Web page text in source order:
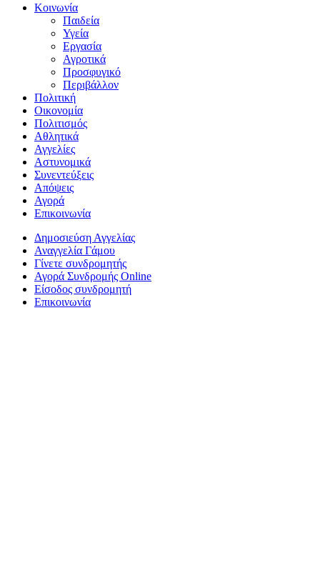
Κοινωνία
Παιδεία
Υγεία
Εργασία
Αγροτικά
Προσφυγικό
Περιβάλλον
Πολιτική
Οικονομία
Πολιτισμός
Αθλητικά
Αγγελίες
Αστυνομικά
Συνεντεύξεις
Απόψεις
Αγορά
Επικοινωνία
Δημοσιεύση Αγγελίας
Αναγγελία Γάμου
Γίνετε συνδρομητής
Αγορά Συνδρομής Online
Είσοδος συνδρομητή
Επικοινωνία